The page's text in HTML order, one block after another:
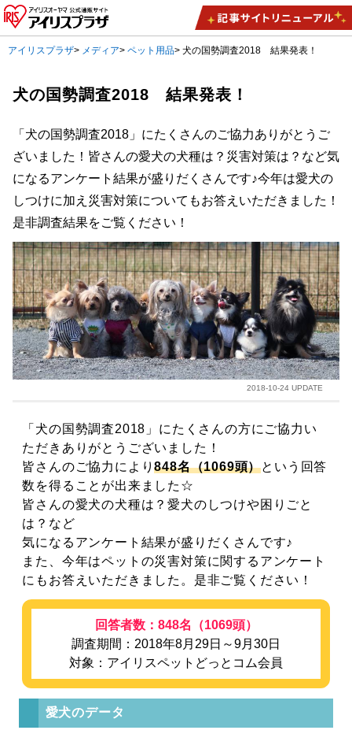
アイリスプラザ> メディア>ペット用品>犬の国勢調査2018 結果発表！
犬の国勢調査2018 結果発表！
「犬の国勢調査2018」にたくさんのご協力ありがとうご
ざいました！皆さんの愛犬の犬種は？災害対策は？など気
になるアンケート結果が盛りだくさんです♪今年は愛犬の
しつけに加え災害対策についてもお答えいただきました！
是非調査結果をご覧ください！
2018-10-24 UPDATE
「犬の国勢調査2018」にたくさんの方にご協力い
ただきありがとうございました！
皆さんのご協力により848名（1069頭）という回答
数を得ることが出来ました☆
皆さんの愛犬の犬種は？愛犬のしつけや困りごと
は？など
気になるアンケート結果が盛りだくさんです♪
また、今年はペットの災害対策に関するアンケート
にもお答えいただきました。是非ご覧ください！
回答者数：848名（1069頭）
調査期間：2018年8月29日～9月30日
対象：アイリスペットどっとコム会員
愛犬のデータ